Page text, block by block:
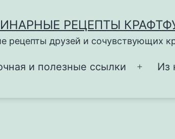
РЕЦЕПТЫ
рецепты друзей и сочувствующих
и полезные ссылки Из